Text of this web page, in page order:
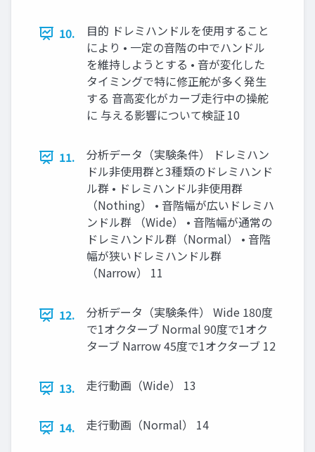
10.
⽬的 ドレミハンドルを使⽤すること
により • ⼀定の⾳階の中でハンドル
を維持しようとする • ⾳が変化した
タイミングで特に修正舵が多く発⽣
する ⾳⾼変化がカーブ⾛⾏中の操舵
に 与える影響について検証 10
11.
分析データ（実験条件） ドレミハン
ドル⾮使⽤群と3種類のドレミハンド
ル群 • ドレミハンドル⾮使⽤群
（Nothing） • ⾳階幅が広いドレミハ
ンドル群 （Wide） • ⾳階幅が通常の
ドレミハンドル群（Normal） • ⾳階
幅が狭いドレミハンドル群
（Narrow） 11
12.
分析データ（実験条件） Wide 180度
で1オクターブ Normal 90度で1オク
ターブ Narrow 45度で1オクターブ 12
13. ⾛⾏動画（Wide） 13
14. ⾛⾏動画（Normal） 14